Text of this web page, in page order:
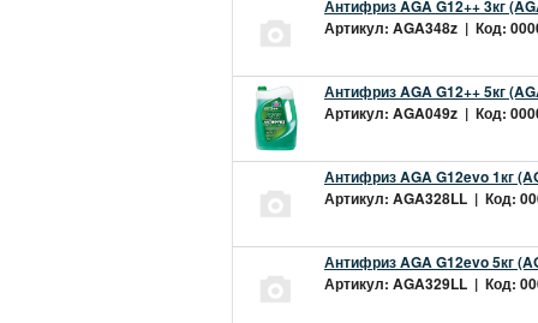
Антифриз AGA G12++ 3кг
Артикул: AGA348z | Код:
Антифриз AGA G12++ 5кг
Артикул: AGA049z | Код:
Антифриз AGA G12evo 1кг
Артикул: AGA328LL | Код:
Антифриз AGA G12evo 5кг
Артикул: AGA329LL | Код: